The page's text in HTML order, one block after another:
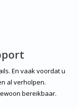
En vaak voordat u
al verholpen.
bereikbaar.